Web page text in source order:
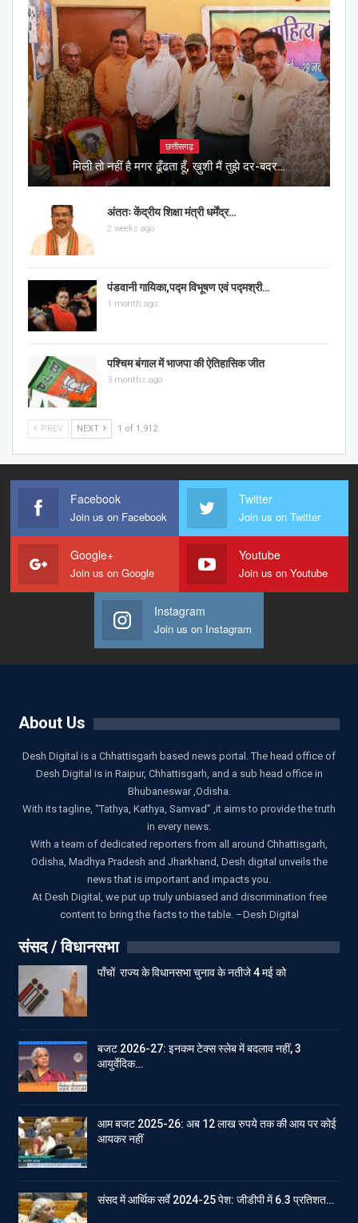
छत्तीसगढ़
मिली तो नहीं है मगर ढूँढता हूँ, ख़ुशी मैं तुझे दर-बदर…
अंततः केंद्रीय शिक्षा मंत्री धर्मेंद्र…
2 weeks ago
पंडवानी गायिका,पद्म विभूषण एवं पद्मश्री…
1 month ago
पश्चिम बंगाल में भाजपा की ऐतिहासिक जीत
3 months ago
PREV NEXT 1 of 1,912
Facebook
Join us on Facebook
Twitter
Join us on Twitter
Google+
Join us on Google
Youtube
Join us on Youtube
Instagram
Join us on Instagram
About Us
Desh Digital is a Chhattisgarh based news portal. The head office of
Desh Digital is in Raipur, Chhattisgarh, and a sub head office in
Bhubaneswar ,Odisha.
With its tagline, “Tathya, Kathya, Samvad” ,it aims to provide the truth
in every news.
With a team of dedicated reporters from all around Chhattisgarh,
Odisha, Madhya Pradesh and Jharkhand, Desh digital unveils the
news that is important and impacts you.
At Desh Digital, we put up truly unbiased and discrimination free
content to bring the facts to the table. –Desh Digital
संसद / विधानसभा
पाँचों राज्य के विधानसभा चुनाव के नतीजे 4 मई को
बजट 2026-27: इनकम टेक्स स्लेब में बदलाव नहीं, 3
आयुर्वेदिक…
आम बजट 2025-26: अब 12 लाख रुपये तक की आय पर कोई
आयकर नहीं
संसद में आर्थिक सर्वे 2024-25 पेश: जीडीपी में 6.3 प्रतिशत…